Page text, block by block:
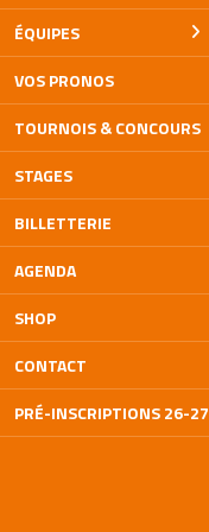
ÉQUIPES
VOS PRONOS
TOURNOIS & CONCOURS
STAGES
BILLETTERIE
AGENDA
SHOP
CONTACT
PRÉ-INSCRIPTIONS 26-27